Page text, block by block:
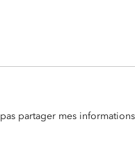
partager mes